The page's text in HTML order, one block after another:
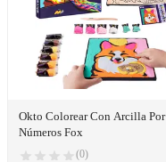
Okto Colorear Con Arcilla Por
Números Fox
(0)